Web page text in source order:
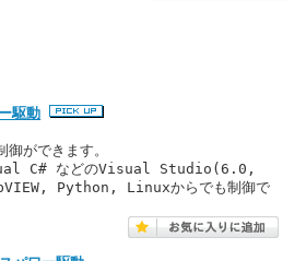
駆動
ができます。
C# などのVisual Studio(6.0,
Python, Linuxからでも制御で